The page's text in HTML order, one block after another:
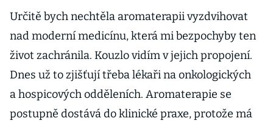
Určitě bych nechtěla aromaterapii vyzdvihovat
nad moderní medicínu, která mi bezpochyby ten
život zachránila. Kouzlo vidím v jejich propojení.
Dnes už to zjišťují třeba lékaři na onkologických
a hospicových odděleních. Aromaterapie se
postupně dostává do klinické praxe, protože má